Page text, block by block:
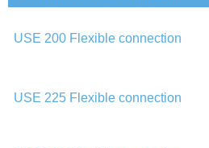
USE 200 Flexible connection
USE 225 Flexible connection